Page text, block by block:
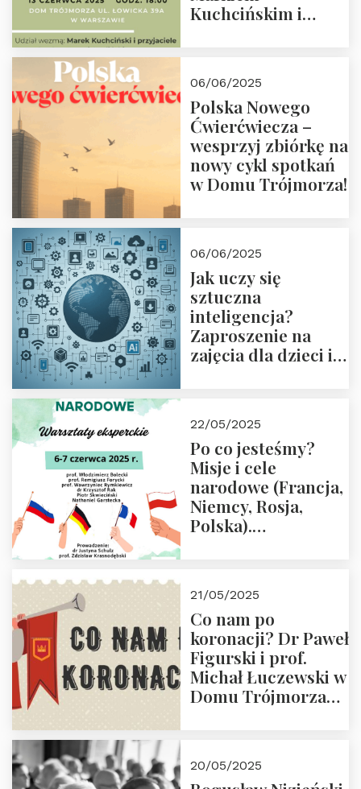
Kuchcińskim i
18:00
06/06/2025
Polska Nowego
Ćwierćwiecza –
wesprzyj zbiórkę na
nowy cykl spotkań
w Domu Trójmorza!
06/06/2025
Jak uczy się
sztuczna
inteligencja?
Zaproszenie na
zajęcia dla dzieci i
22/05/2025
Po co jesteśmy?
Misje i cele
narodowe (Francja,
Niemcy, Rosja,
Polska).
Zapraszamy do
zapisów.
21/05/2025
Co nam po
koronacji? Dr Paweł
Figurski i prof.
Michał Łuczewski w
Domu Trójmorza
20/05/2025